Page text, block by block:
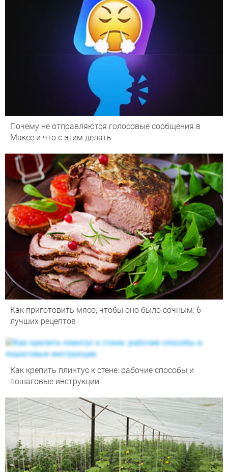
Почему не отправляются голосовые сообщения в
Максе и что с этим делать
Как приготовить мясо, чтобы оно было сочным: 6
лучших рецептов
Как крепить плинтус к стене: рабочие способы и
пошаговые инструкции